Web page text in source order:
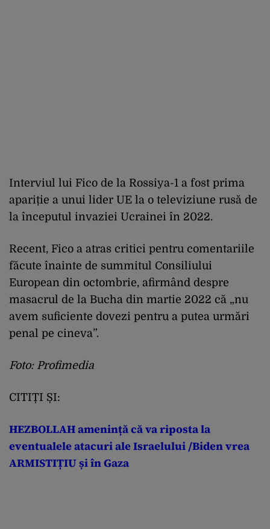
Interviul lui Fico de la Rossiya-1 a fost prima
apariție a unui lider UE la o televiziune rusă de
la începutul invaziei Ucrainei în 2022.
Recent, Fico a atras critici pentru comentariile
făcute înainte de summitul Consiliului
European din octombrie, afirmând despre
masacrul de la Bucha din martie 2022 că „nu
avem suficiente dovezi pentru a putea urmări
penal pe cineva”.
Foto: Profimedia
CITIȚI ȘI:
HEZBOLLAH amenință că va riposta la
eventualele atacuri ale Israelului /Biden vrea
ARMISTIȚIU și în Gaza